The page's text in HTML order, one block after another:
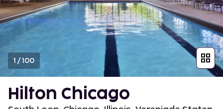
1 /100
Hilton Chicago